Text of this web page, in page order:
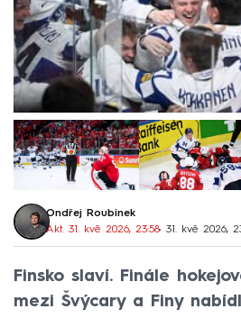
Ondřej Roubínek
Akt. 31. kvě 2026, 23:58• 31. kvě 2026,
Finsko slaví. Finále
mezi Švýcary a Finy